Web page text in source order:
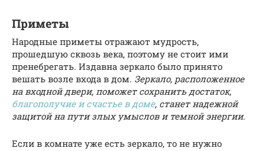
Приметы
Народные приметы отражают мудрость,
прошедшую сквозь века, поэтому не стоит ими
пренебрегать. Издавна зеркало было принято
вешать возле входа в дом. Зеркало, расположенное
на входной двери, поможет сохранить достаток,
благополучие и счастье в доме, станет надежной
защитой на пути злых умыслов и темной энергии.
Если в комнате уже есть зеркало, то не нужно